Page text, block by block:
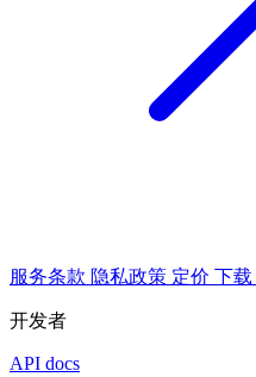
服务条款 隐私政策 定价 下载
开发者
API docs